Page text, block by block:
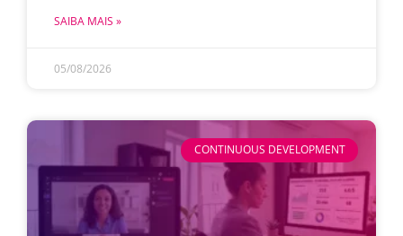
SAIBA MAIS »
05/08/2026
CONTINUOUS DEVELOPMENT